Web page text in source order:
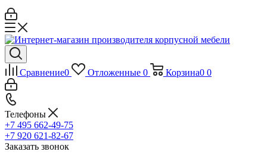
Сравнение0 Отложенные 0 Корзина0 0
Телефоны
+7 495 662-49-75
+7 920 621-82-67
Заказать звонок